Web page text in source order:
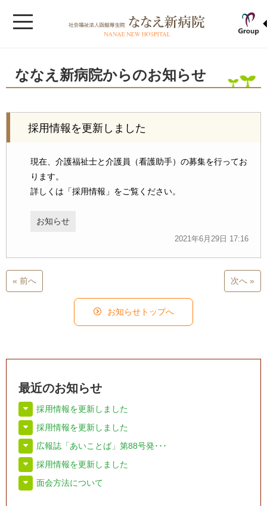
ななえ新病院からのお知らせ
採用情報を更新しました
現在、介護福祉士と介護員（看護助手）の募集を行ってお
ります。
詳しくは「採用情報」をご覧ください。
お知らせ
2021年6月29日 17:16
« 前へ 次へ »
お知らせトップへ
最近のお知らせ
採用情報を更新しました
採用情報を更新しました
広報誌「あいことば」第88号発･･･
採用情報を更新しました
面会方法について